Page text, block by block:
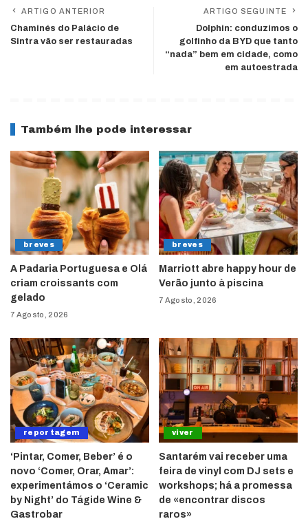
ARTIGO ANTERIOR
Chaminés do Palácio de
Sintra vão ser restauradas
ARTIGO SEGUINTE
Dolphin: conduzimos o
golfinho da BYD que tanto
“nada” bem em cidade, como
em autoestrada
Também lhe pode interessar
breves
A Padaria Portuguesa e Olá
criam croissants com
gelado
7 Agosto, 2026
breves
Marriott abre happy hour de
Verão junto à piscina
7 Agosto, 2026
reportagem
‘Pintar, Comer, Beber’ é o
novo ‘Comer, Orar, Amar’:
experimentámos o ‘Ceramic
by Night’ do Tágide Wine &
Gastrobar
viver
Santarém vai receber uma
feira de vinyl com DJ sets e
workshops; há a promessa
de «encontrar discos
raros»